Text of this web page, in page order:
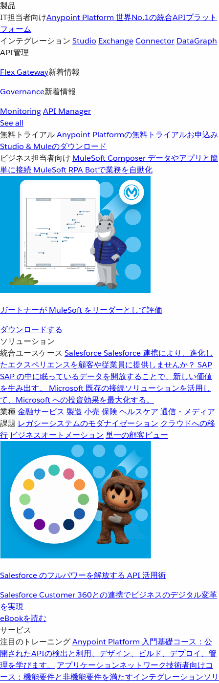
製品
IT担当者向けAnypoint Platform 世界No.1の統合APIプラット
フォーム
インテグレーション Studio ExchangeConnector DataGraph
API管理
Flex Gateway新着情報
Governance新着情報
MonitoringAPI Manager
See all
無料トライアルAnypoint Platformの無料トライアルお申込み
Studio & Muleのダウンロード
ビジネス担当者向け MuleSoft Composer データやアプリと簡
単に接続 MuleSoft RPA Botで業務を自動化
ガートナーが MuleSoft をリーダーとして評価
ダウンロードする
ソリューション
統合ユースケース SalesforceSalesforce 連携により、進化し
たエクスペリエンスを顧客や従業員に提供しませんか？ SAP
SAP の中に眠っているデータを開放することで、新しい価値
を生み出す。
Microsoft 既存の接続ソリューションを活用し
て、Microsoft への投資効果を最大化する。
業種金融サービス 製造 小売 保険 ヘルスケア 通信・メディア
課題 レガシーシステムのモダナイゼーション クラウドへの移
行 ビジネスオートメーション 単一の顧客ビュー
Salesforce のフルパワーを解放する API 活用術
Salesforce Customer 360との連携でビジネスのデジタル変革
を実現
eBookを読む
サービス
注目のトレーニングAnypoint Platform 入門基礎コース：公
開されたAPIの検出と利用、デザイン、ビルド、デプロイ、管
理を学びます。
アプリケーションネットワーク技術者向けコ
ース：機能要件と非機能要件を満たすインテグレーションソリ